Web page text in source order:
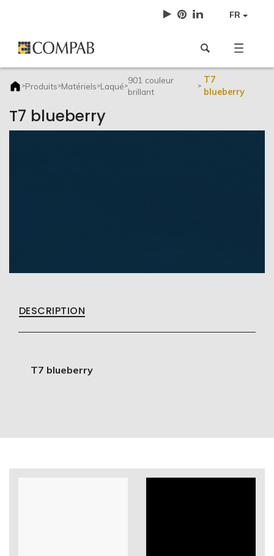
FR
>Produits>Matériels>Laqué>
901 couleur
brillant
>
T7
blueberry
T7 blueberry
DESCRIPTION
T7 blueberry